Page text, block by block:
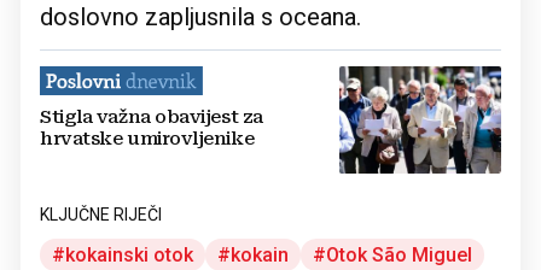
doslovno zapljusnila s oceana.
Stigla važna obavijest za
hrvatske umirovljenike
KLJUČNE RIJEČI
kokainski otok kokain Otok São Miguel